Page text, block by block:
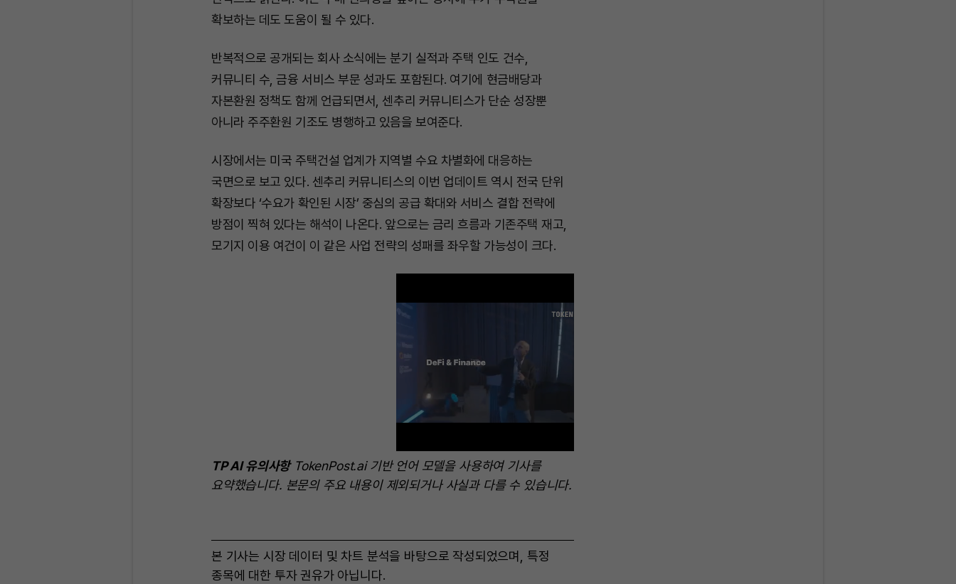
확보하는 데도 도움이 될 수 있다.
반복적으로 공개되는 회사 소식에는 분기 실적과 주택 인도 건수,
커뮤니티 수, 금융 서비스 부문 성과도 포함된다. 여기에 현금배당과
자본환원 정책도 함께 언급되면서, 센추리 커뮤니티스가 단순 성장뿐
아니라 주주환원 기조도 병행하고 있음을 보여준다.
시장에서는 미국 주택건설 업계가 지역별 수요 차별화에 대응하는
국면으로 보고 있다. 센추리 커뮤니티스의 이번 업데이트 역시 전국 단위
확장보다 ‘수요가 확인된 시장’ 중심의 공급 확대와 서비스 결합 전략에
방점이 찍혀 있다는 해석이 나온다. 앞으로는 금리 흐름과 기존주택 재고,
모기지 이용 여건이 이 같은 사업 전략의 성패를 좌우할 가능성이 크다.
t
TP AI 유의사항TokenPost.ai 기반 언어 모델을 사용하여 기사를
요약했습니다. 본문의 주요 내용이 제외되거나 사실과 다를 수 있습니다.
본 기사는 시장 데이터 및 차트 분석을 바탕으로 작성되었으며, 특정
종목에 대한 투자 권유가 아닙니다.